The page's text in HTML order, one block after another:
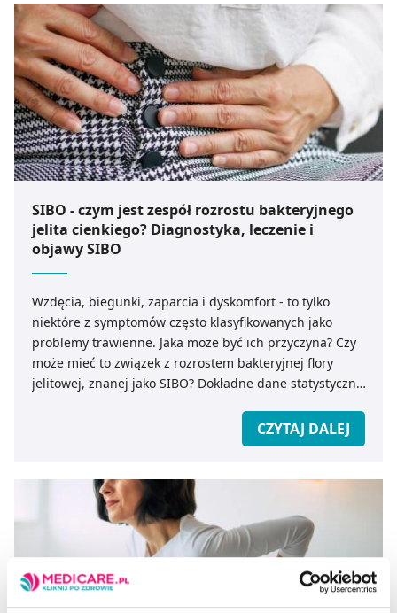
psychoterapii, z wykorzystaniem środków
farmakologicznych, jak również poprzez odpowiednią
dietę. Jakie są pierwsze oznaki anoreksji? Jak zatrzymać
rozwój tej wyniszczającej choroby? Jakie niesie ona za
sobą skutki zdrowotne?
SIBO - czym jest zespół rozrostu bakteryjnego
jelita cienkiego? Diagnostyka, leczenie i
objawy SIBO
Wzdęcia, biegunki, zaparcia i dyskomfort - to tylko
niektóre z symptomów często klasyfikowanych jako
problemy trawienne. Jaka może być ich przyczyna? Czy
może mieć to związek z rozrostem bakteryjnej flory
jelitowej, znanej jako SIBO? Dokładne dane statystyczne
dorosłych może mieć problem z przerostem flory
bakteryjnej i występowaniem typowych objawów SIBO.
Jak wygląda diagnostyka i leczenie choroby? Jaką rolę
odgrywa dieta w SIBO?
CZYTAJ DALEJ